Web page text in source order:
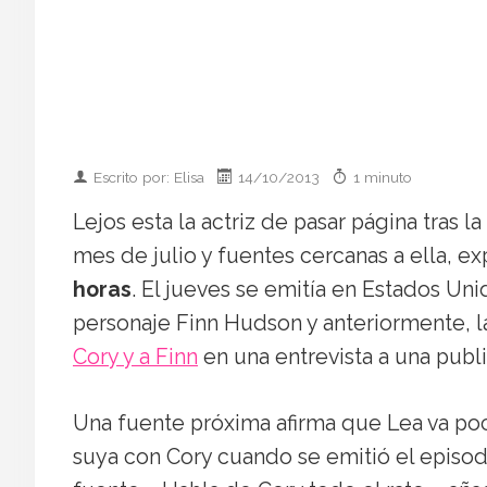
Escrito por: Elisa 14/10/2013 1 minuto
Lejos esta la actriz de pasar página tras
mes de julio y fuentes cercanas a ella,
horas. El jueves se emitía en Estados
personaje Finn Hudson y anteriormente,
Cory y a Finn en una entrevista a una
Una fuente próxima afirma que Lea va
suya con Cory cuando se emitió el